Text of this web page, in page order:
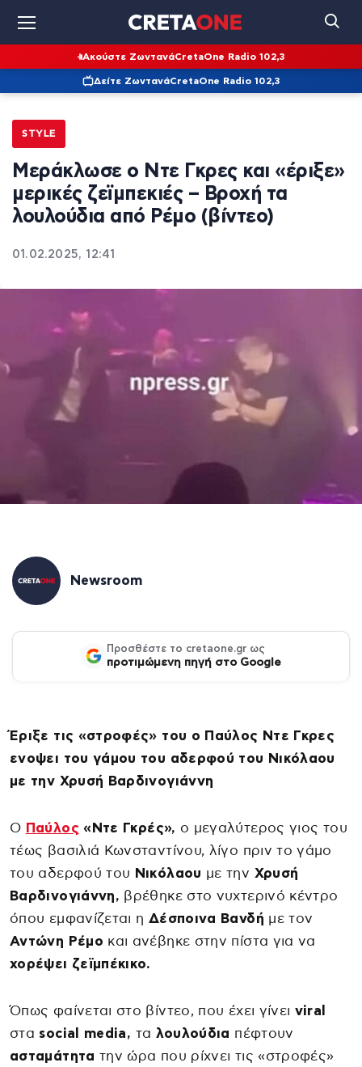
Ακούστε ΖωντανάCretaOne Radio 102,3
Δείτε ΖωντανάCretaOne Radio 102,3
STYLE
Μεράκλωσε ο Ντε Γκρες και «έριξε»
μερικές ζεϊμπεκιές – Βροχή τα
λουλούδια από Ρέμο (βίντεο)
01.02.2025, 12:41
Newsroom
Προσθέστε το cretaone.gr ως
προτιμώμενη πηγή στο Google
Έριξε τις «στροφές» του ο Παύλος Ντε Γκρες
ενοψει του γάμου του αδερφού του Νικόλαου
με την Χρυσή Βαρδινογιάννη
Ο Παύλος«Ντε Γκρές», ο μεγαλύτερος γιος του
τέως βασιλιά Κωνσταντίνου, λίγο πριν το γάμο
του αδερφού του Νικόλαου με την Χρυσή
Βαρδινογιάννη, βρέθηκε στο νυχτερινό κέντρο
όπου εμφανίζεται η Δέσποινα Βανδή με τον
Αντώνη Ρέμο και ανέβηκε στην πίστα για να
χορέψει ζεϊμπέκικο.
Όπως φαίνεται στο βίντεο, που έχει γίνει viral
σταsocial media, τα λουλούδια πέφτουν
ασταμάτητα την ώρα που ρίχνει τις «στροφές»